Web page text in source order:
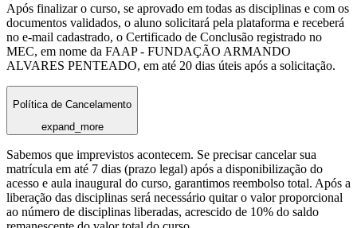
Após finalizar o curso, se aprovado em todas as disciplinas e com os
documentos validados, o aluno solicitará pela plataforma e receberá
no e-mail cadastrado, o Certificado de Conclusão registrado no
MEC, em nome da FAAP - FUNDAÇÃO ARMANDO
ALVARES PENTEADO, em até 20 dias úteis após a solicitação.
Política de Cancelamento
expand_more
Sabemos que imprevistos acontecem. Se precisar cancelar sua
matrícula em até 7 dias (prazo legal) após a disponibilização do
acesso e aula inaugural do curso, garantimos reembolso total. Após a
liberação das disciplinas será necessário quitar o valor proporcional
ao número de disciplinas liberadas, acrescido de 10% do saldo